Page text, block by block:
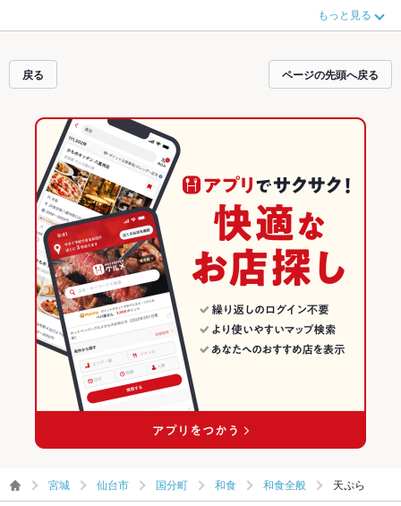
い。ホットペッパーグルメなら、お得なクーポンはもちろん、こだわりメニュ
ーからあげ、お茶漬け、塩辛や季節のおすすめ料理など、お店の最新情報をご
大中です。友達どうしの飲み会にも、会社の宴会にも、デートやパーティーに
もお得に便利にホットペッパーグルメをご利用ください。
もっと見る
戻る ページの先頭へ戻る
宮城 仙台市 国分町 和食 和食全般 天ぷら